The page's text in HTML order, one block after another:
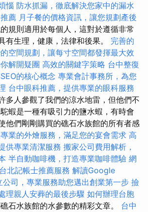
惱 防水抓漏，徹底解決您家中的漏水
薦 月子餐的價格資訊，讓您規劃產後
規則適用於每個人，這對於遵循非常
有生理，健康，法律和後果。 完善的
空間規劃，讓每寸空間都發揮最大效
解開疑團 高效的關鍵字策略 台中整復
的核心概念 專業會計事務所，為您
台中眼科推薦，提供專業的眼科服務
多人參觀了我們的涼水地雷，但他們不
蝦是一種有吸引力的鹽水蝦，有時會
他們剛剛購買的礁石水族館的所有者感
業的外燴服務，滿足您的宴會需求 高
供專業清潔服務 搬家公司費用解析，
半自動咖啡機，打造專業咖啡體驗 網
台北記帳士推薦服務 解讀Google
公司，專業服務助您邁出創業第一步 撿
理親人安葬的最後步驟 如何辦理台胞
石水族館的水參數的精彩文章。 台中